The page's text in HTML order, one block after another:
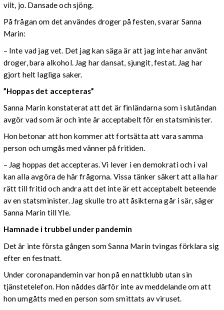
vilt, jo. Dansade och sjöng.
På frågan om det användes droger på festen, svarar Sanna
Marin:
– Inte vad jag vet. Det jag kan säga är att jag inte har använt
droger, bara alkohol. Jag har dansat, sjungit, festat. Jag har
gjort helt lagliga saker.
”Hoppas det accepteras”
Sanna Marin konstaterat att det är finländarna som i slutändan
avgör vad som är och inte är acceptabelt för en statsminister.
Hon betonar att hon kommer att fortsätta att vara samma
person och umgås med vänner på fritiden.
– Jag hoppas det accepteras. Vi lever i en demokrati och i val
kan alla avgöra de här frågorna. Vissa tänker säkert att alla har
rätt till fritid och andra att det inte är ett acceptabelt beteende
av en statsminister. Jag skulle tro att åsikterna går i sär, säger
Sanna Marin till Yle.
Hamnade i trubbel under pandemin
Det är inte första gången som Sanna Marin tvingas förklara sig
efter en festnatt.
Under coronapandemin var hon på en nattklubb utan sin
tjänstetelefon. Hon nåddes därför inte av meddelande om att
hon umgåtts med en person som smittats av viruset.